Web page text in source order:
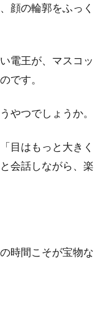
顔の輪郭をふっく
電王が、マスコッ
です。
やつでしょうか。
目はもっと大きく
会話しながら、楽
時間こそが宝物な